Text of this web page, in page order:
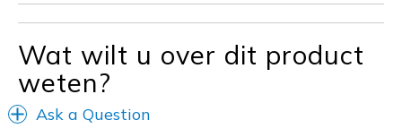
Please make relaxed fit in this style
Beste toepassingen
Casual Wear
Winter boots
Wat wilt u over dit product
weten?
Ask a Question